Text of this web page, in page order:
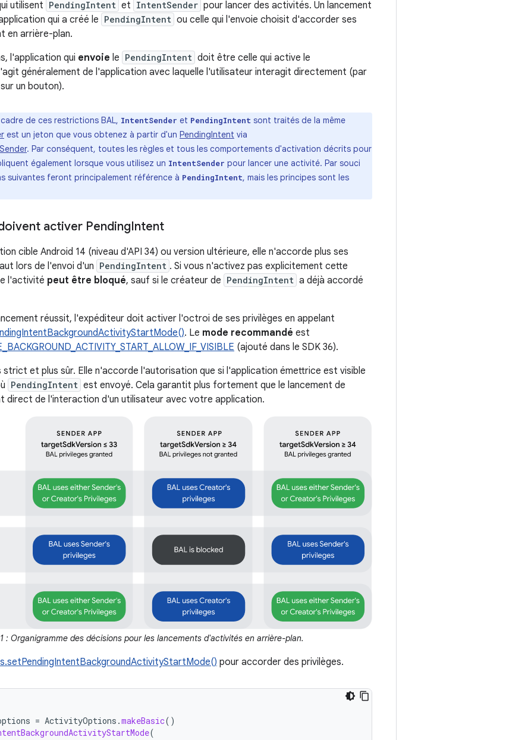
utilisent PendingIntent et IntentSender pour lancer des activités. Un lancement
qui a créé le PendingIntent ou celle qui l'envoie choisit d'accorder ses
en arrière-plan.
l'application qui envoie le PendingIntent doit être celle qui active le
généralement de l'application avec laquelle l'utilisateur interagit directement (par
un bouton).
de ces restrictions BAL, IntentSender et PendingIntent sont traités de la même
est un jeton que vous obtenez à partir d'un PendingIntent via
. Par conséquent, toutes les règles et tous les comportements d'activation décrits pour
également lorsque vous utilisez un IntentSender pour lancer une activité. Par souci
suivantes feront principalement référence à PendingIntent, mais les principes sont les
activer PendingIntent
cible Android 14 (niveau d'API 34) ou version ultérieure, elle n'accorde plus ses
lors de l'envoi d'un PendingIntent . Si vous n'activez pas explicitement cette
l'activité peut être bloqué, sauf si le créateur de PendingIntent a déjà accordé
réussit, l'expéditeur doit activer l'octroi de ses privilèges en appelant
. Le mode recommandé est
(ajouté dans le SDK 36).
strict et plus sûr. Elle n'accorde l'autorisation que si l'application émettrice est visible
PendingIntent est envoyé. Cela garantit plus fortement que le lancement de
direct de l'interaction d'un utilisateur avec votre application.
: Organigramme des décisions pour les lancements d'activités en arrière-plan.
pour accorder des privilèges.
= ActivityOptions .makeBasic()
(